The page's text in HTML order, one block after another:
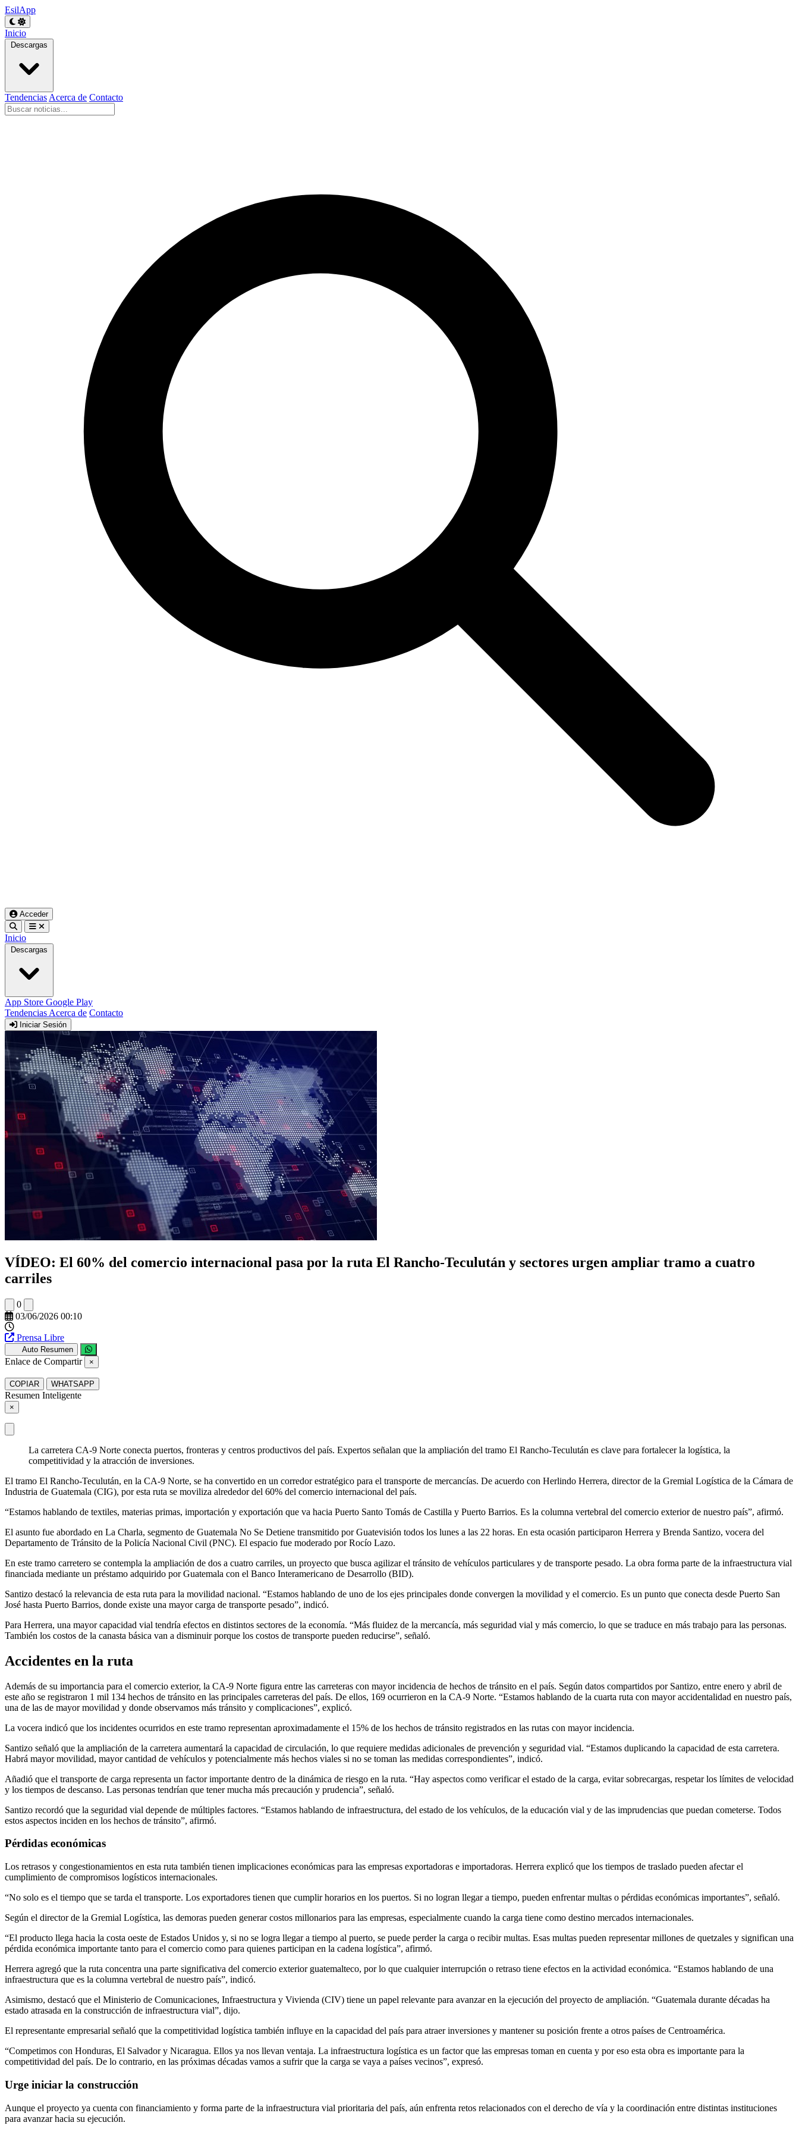
EsilApp
Inicio
Descargas
Tendencias Acerca de Contacto
Acceder
Inicio
Descargas
App Store Google Play
Tendencias Acerca de Contacto
Iniciar Sesión
VÍDEO: El 60% del comercio internacional pasa por la ruta El Rancho-Teculután y sectores urgen ampliar tramo a cuatro
carriles
0
03/06/2026 00:10
Prensa Libre
Auto Resumen
Enlace de Compartir ×
COPIAR WHATSAPP
Resumen Inteligente
×
La carretera CA-9 Norte conecta puertos, fronteras y centros productivos del país. Expertos señalan que la ampliación del tramo El Rancho-Teculután es clave para fortalecer la logística, la
competitividad y la atracción de inversiones.
El tramo El Rancho-Teculután, en la CA-9 Norte, se ha convertido en un corredor estratégico para el transporte de mercancías. De acuerdo con Herlindo Herrera, director de la Gremial Logística de la Cámara de
Industria de Guatemala (CIG), por esta ruta se moviliza alrededor del 60% del comercio internacional del país.
“Estamos hablando de textiles, materias primas, importación y exportación que va hacia Puerto Santo Tomás de Castilla y Puerto Barrios. Es la columna vertebral del comercio exterior de nuestro país”, afirmó.
El asunto fue abordado en La Charla, segmento de Guatemala No Se Detiene transmitido por Guatevisión todos los lunes a las 22 horas. En esta ocasión participaron Herrera y Brenda Santizo, vocera del
Departamento de Tránsito de la Policía Nacional Civil (PNC). El espacio fue moderado por Rocío Lazo.
En este tramo carretero se contempla la ampliación de dos a cuatro carriles, un proyecto que busca agilizar el tránsito de vehículos particulares y de transporte pesado. La obra forma parte de la infraestructura vial
financiada mediante un préstamo adquirido por Guatemala con el Banco Interamericano de Desarrollo (BID).
Santizo destacó la relevancia de esta ruta para la movilidad nacional. “Estamos hablando de uno de los ejes principales donde convergen la movilidad y el comercio. Es un punto que conecta desde Puerto San
José hasta Puerto Barrios, donde existe una mayor carga de transporte pesado”, indicó.
Para Herrera, una mayor capacidad vial tendría efectos en distintos sectores de la economía. “Más fluidez de la mercancía, más seguridad vial y más comercio, lo que se traduce en más trabajo para las personas.
También los costos de la canasta básica van a disminuir porque los costos de transporte pueden reducirse”, señaló.
Accidentes en la ruta
Además de su importancia para el comercio exterior, la CA-9 Norte figura entre las carreteras con mayor incidencia de hechos de tránsito en el país. Según datos compartidos por Santizo, entre enero y abril de
este año se registraron 1 mil 134 hechos de tránsito en las principales carreteras del país. De ellos, 169 ocurrieron en la CA-9 Norte. “Estamos hablando de la cuarta ruta con mayor accidentalidad en nuestro país,
una de las de mayor movilidad y donde observamos más tránsito y complicaciones”, explicó.
La vocera indicó que los incidentes ocurridos en este tramo representan aproximadamente el 15% de los hechos de tránsito registrados en las rutas con mayor incidencia.
Santizo señaló que la ampliación de la carretera aumentará la capacidad de circulación, lo que requiere medidas adicionales de prevención y seguridad vial. “Estamos duplicando la capacidad de esta carretera.
Habrá mayor movilidad, mayor cantidad de vehículos y potencialmente más hechos viales si no se toman las medidas correspondientes”, indicó.
Añadió que el transporte de carga representa un factor importante dentro de la dinámica de riesgo en la ruta. “Hay aspectos como verificar el estado de la carga, evitar sobrecargas, respetar los límites de velocidad
y los tiempos de descanso. Las personas tendrían que tener mucha más precaución y prudencia”, señaló.
Santizo recordó que la seguridad vial depende de múltiples factores. “Estamos hablando de infraestructura, del estado de los vehículos, de la educación vial y de las imprudencias que puedan cometerse. Todos
estos aspectos inciden en los hechos de tránsito”, afirmó.
Pérdidas económicas
Los retrasos y congestionamientos en esta ruta también tienen implicaciones económicas para las empresas exportadoras e importadoras. Herrera explicó que los tiempos de traslado pueden afectar el
cumplimiento de compromisos logísticos internacionales.
“No solo es el tiempo que se tarda el transporte. Los exportadores tienen que cumplir horarios en los puertos. Si no logran llegar a tiempo, pueden enfrentar multas o pérdidas económicas importantes”, señaló.
Según el director de la Gremial Logística, las demoras pueden generar costos millonarios para las empresas, especialmente cuando la carga tiene como destino mercados internacionales.
“El producto llega hacia la costa oeste de Estados Unidos y, si no se logra llegar a tiempo al puerto, se puede perder la carga o recibir multas. Esas multas pueden representar millones de quetzales y significan una
pérdida económica importante tanto para el comercio como para quienes participan en la cadena logística”, afirmó.
Herrera agregó que la ruta concentra una parte significativa del comercio exterior guatemalteco, por lo que cualquier interrupción o retraso tiene efectos en la actividad económica. “Estamos hablando de una
infraestructura que es la columna vertebral de nuestro país”, indicó.
Asimismo, destacó que el Ministerio de Comunicaciones, Infraestructura y Vivienda (CIV) tiene un papel relevante para avanzar en la ejecución del proyecto de ampliación. “Guatemala durante décadas ha
estado atrasada en la construcción de infraestructura vial”, dijo.
El representante empresarial señaló que la competitividad logística también influye en la capacidad del país para atraer inversiones y mantener su posición frente a otros países de Centroamérica.
“Competimos con Honduras, El Salvador y Nicaragua. Ellos ya nos llevan ventaja. La infraestructura logística es un factor que las empresas toman en cuenta y por eso esta obra es importante para la
competitividad del país. De lo contrario, en las próximas décadas vamos a sufrir que la carga se vaya a países vecinos”, expresó.
Urge iniciar la construcción
Aunque el proyecto ya cuenta con financiamiento y forma parte de la infraestructura vial prioritaria del país, aún enfrenta retos relacionados con el derecho de vía y la coordinación entre distintas instituciones
para avanzar hacia su ejecución.